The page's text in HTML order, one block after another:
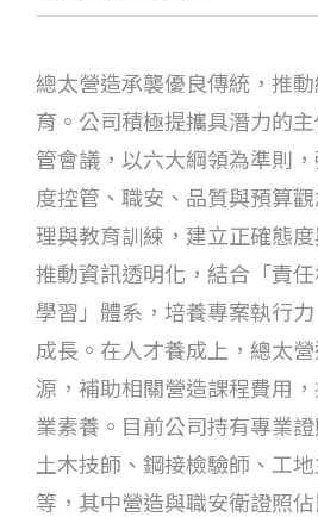
總太營造承襲優良傳統，推
育。公司積極提攜具潛力的
管會議，以六大綱領為準則
度控管、職安、品質與預算
理與教育訓練，建立正確態
推動資訊透明化，結合「責
學習」體系，培養專案執行
成長。在人才養成上，總太
源，補助相關營造課程費用
業素養。目前公司持有專業
土木技師、鋼接檢驗師、工
等，其中營造與職安衛證照